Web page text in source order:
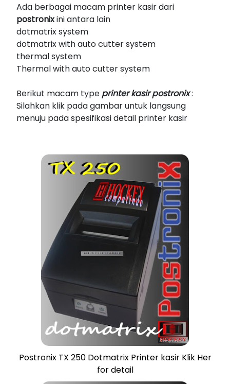
Ada berbagai macam printer kasir dari
postronixini antara lain
dotmatrix system
dotmatrix with auto cutter system
thermal system
Thermal with auto cutter system
Berikut macam type printer kasir postronix:
Silahkan klik pada gambar untuk langsung
menuju pada spesifikasi detail printer kasir
Postronix TX 250 Dotmatrix Printer kasir Klik Her
for detail